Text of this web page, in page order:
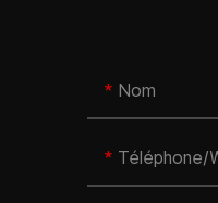
Nom
Téléphone/